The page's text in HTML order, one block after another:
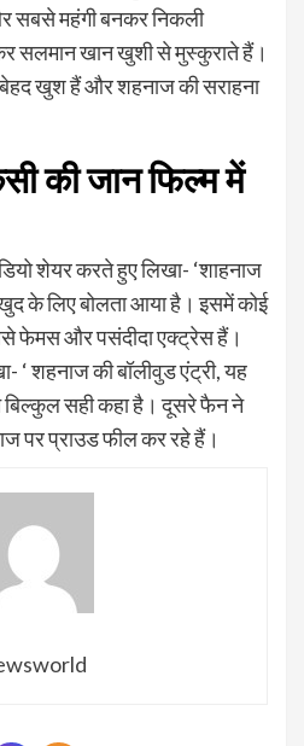
सबसे महंगी बनकर निकली
सलमान खान खुशी से मुस्कुराते हैं।
खुश हैं और शहनाज की सराहना
की जान फिल्म में
शेयर करते हुए लिखा- ‘शाहनाज
के लिए बोलता आया है। इसमें कोई
फेमस और पसंदीदा एक्ट्रेस हैं।
‘ शहनाज की बॉलीवुड एंट्री, यह
बिल्कुल सही कहा है। दूसरे फैन ने
पर प्राउड फील कर रहे हैं।